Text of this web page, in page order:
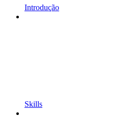
Introdução
Skills